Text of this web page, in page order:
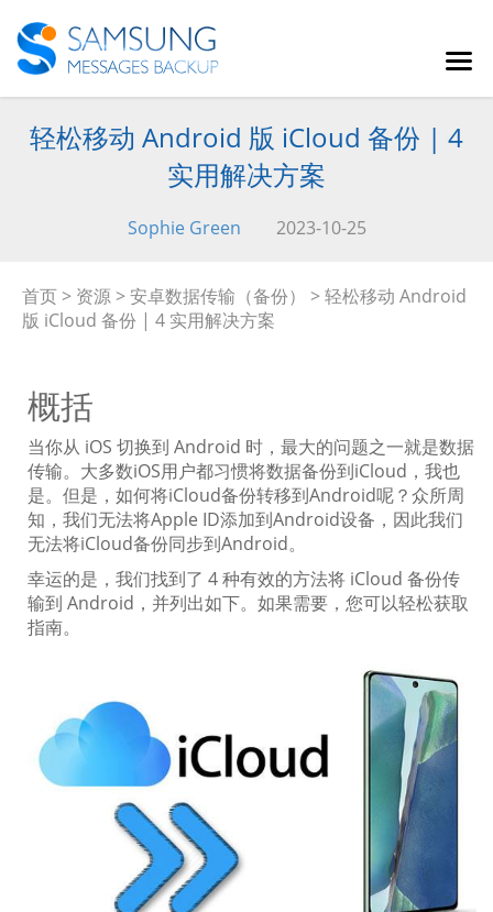
轻松移动 Android 版 iCloud 备份 | 4
实用解决方案
Sophie Green 2023-10-25
首页 > 资源 >安卓数据传输（备份）
> 轻松移动 Android
版 iCloud 备份 | 4 实用解决方案
概括
当你从 iOS 切换到 Android 时，最大的问题之一就是数据
传输。大多数iOS用户都习惯将数据备份到iCloud，我也
是。但是，如何将iCloud备份转移到Android呢？众所周
知，我们无法将Apple ID添加到Android设备，因此我们
无法将iCloud备份同步到Android。
幸运的是，我们找到了 4 种有效的方法将 iCloud 备份传
输到 Android，并列出如下。如果需要，您可以轻松获取
指南。